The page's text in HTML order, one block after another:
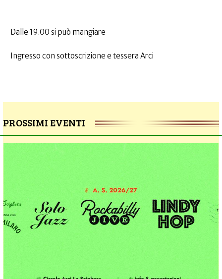
Dalle 19.00 si può mangiare
Ingresso con sottoscrizione e tessera Arci
PROSSIMI EVENTI